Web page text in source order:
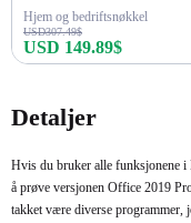
Hjem og bedriftsnøkkel
USD307.49$
USD 149.89$
Detaljer
Hvis du bruker alle funksjonene
å prøve versjonen Office 2019
takket være diverse programmer,